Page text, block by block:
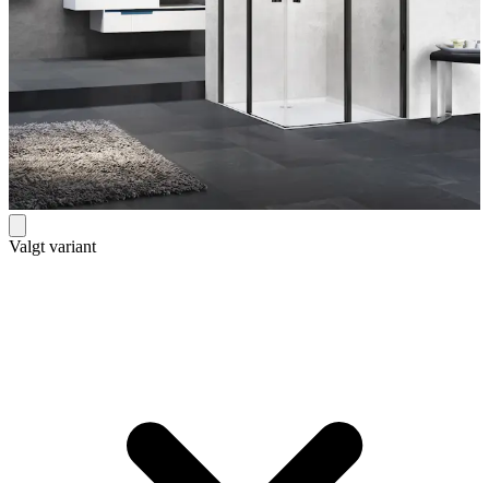
Valgt variant